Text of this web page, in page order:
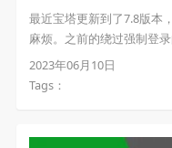
最近宝塔更新到了7.8版本
麻烦。之前的绕过强制登
2023年06月10日
Tags：